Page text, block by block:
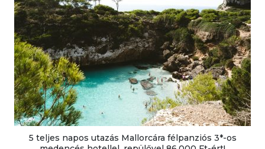
5 teljes napos utazás Mallorcára félpanziós 3*-os